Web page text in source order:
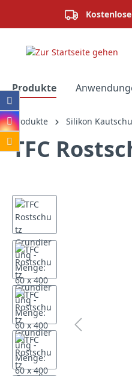
Zur
Produkte
Produkte Silikon
TFC
Bildergalerie überspringen